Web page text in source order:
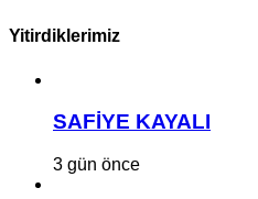
Yitirdiklerimiz
SAFİYE KAYALI
3 gün önce